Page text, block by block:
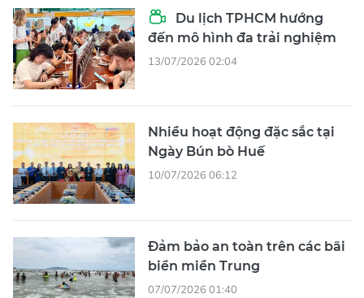
Du lịch TPHCM hướng
đến mô hình đa trải nghiệm
13/07/2026 02:04
Nhiều hoạt động đặc sắc tại
Ngày Bún bò Huế
10/07/2026 06:12
Đảm bảo an toàn trên các bãi
biển miền Trung
07/07/2026 01:40